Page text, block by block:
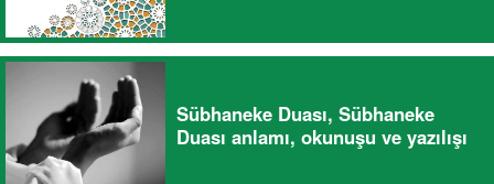
Sübhaneke Duası, Sübhaneke
Duası anlamı, okunuşu ve yazılışı